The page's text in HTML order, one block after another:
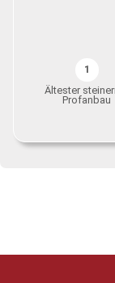
1
Ältester
Profanbau